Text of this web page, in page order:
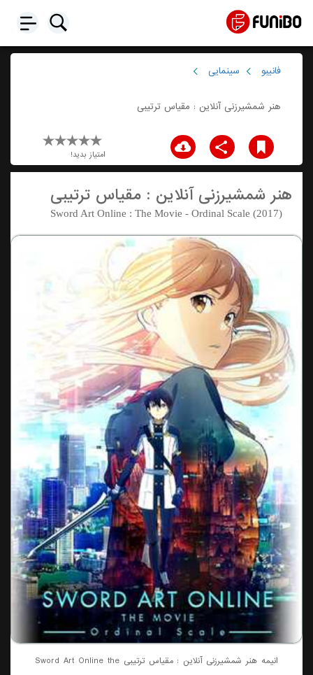
فانیبو سینمایی
هنر شمشیرزنی آنلاین : مقیاس ترتیبی
امتیاز بدید!
هنر شمشیرزنی آنلاین : مقیاس ترتیبی
Sword Art Online : The Movie - Ordinal Scale (2017)
انیمه هنر شمشیرزنی آنلاین : مقیاس ترتیبی Sword Art Online the